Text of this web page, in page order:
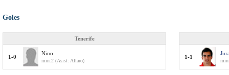
Goles
Tenerife
1-0
Nino
min.2 (Asist: Alfaro)
1-1